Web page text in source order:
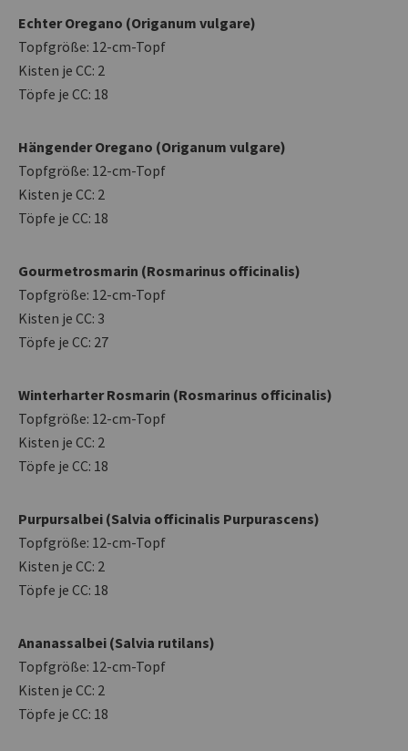
Echter Oregano (Origanum vulgare)
Topfgröße: 12-cm-Topf
Kisten je CC: 2
Töpfe je CC: 18
Hängender Oregano (Origanum vulgare)
Topfgröße: 12-cm-Topf
Kisten je CC: 2
Töpfe je CC: 18
Gourmetrosmarin (Rosmarinus officinalis)
Topfgröße: 12-cm-Topf
Kisten je CC: 3
Töpfe je CC: 27
Winterharter Rosmarin (Rosmarinus officinalis)
Topfgröße: 12-cm-Topf
Kisten je CC: 2
Töpfe je CC: 18
Purpursalbei (Salvia officinalis Purpurascens)
Topfgröße: 12-cm-Topf
Kisten je CC: 2
Töpfe je CC: 18
Ananassalbei (Salvia rutilans)
Topfgröße: 12-cm-Topf
Kisten je CC: 2
Töpfe je CC: 18